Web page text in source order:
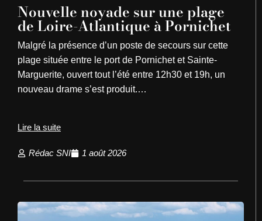
Nouvelle noyade sur une plage
de Loire-Atlantique à Pornichet
Malgré la présence d’un poste de secours sur cette
plage située entre le port de Pornichet et Sainte-
Marguerite, ouvert tout l’été entre 12h30 et 19h, un
nouveau drame s’est produit.…
Lire la suite
Rédac SNI 1 août 2026